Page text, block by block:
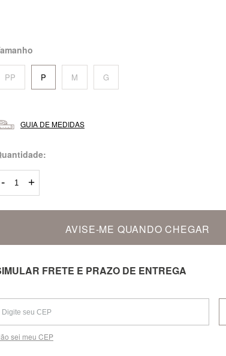
PP P M G
GUIA DE MEDIDAS
- +
AVISE-ME QUANDO CHEGAR
FRETE E PRAZO DE ENTREGA
sei meu CEP